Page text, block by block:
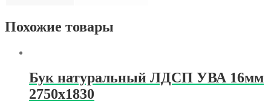
Похожие товары
Бук натуральный ЛДСП УВА 16мм
2750х1830